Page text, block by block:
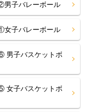
子バレーボール
子バレーボール
男子バスケットボ
女子バスケットボ